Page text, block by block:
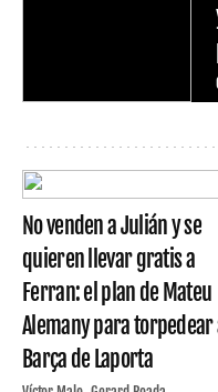
No venden a Julián y se
quieren llevar gratis a
Ferran: el plan de Mateu
Alemany para torpedear
Barça de Laporta